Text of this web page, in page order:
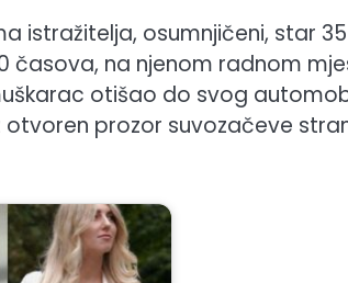
istražitelja, osumnjičeni, star
časova, na njenom radnom
otišao do svog
prozor suvozačeve